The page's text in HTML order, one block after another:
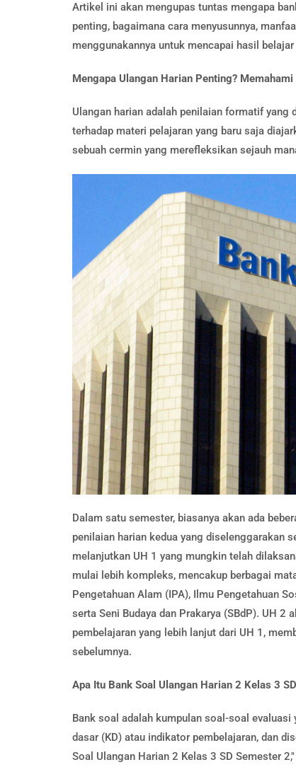
Artikel ini akan mengupas tuntas mengapa
penting, bagaimana cara menyusunnya,
menggunakannya untuk mencapai hasil
Mengapa Ulangan Harian Penting?
Ulangan harian adalah penilaian formatif
terhadap materi pelajaran yang baru saja
sebuah cermin yang merefleksikan sejauh
Dalam satu semester, biasanya akan ada
penilaian harian kedua yang diselenggarakan
melanjutkan UH 1 yang mungkin telah
mulai lebih kompleks, mencakup berbagai
Pengetahuan Alam (IPA), Ilmu Pengetahuan
serta Seni Budaya dan Prakarya (SBdP). UH
pembelajaran yang lebih lanjut dari UH 1,
sebelumnya.
Apa Itu Bank Soal Ulangan Harian 2 Kelas 3
Bank soal adalah kumpulan soal-soal
dasar (KD) atau indikator pembelajaran, dan
Soal Ulangan Harian 2 Kelas 3 SD Semester